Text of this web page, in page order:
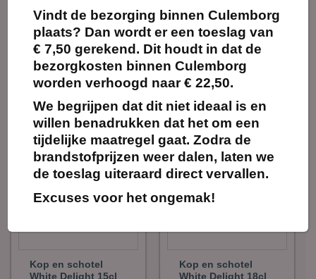
Vanaf: € 2.10 excl. BTW
Kies
huurperiode
Vanaf:€4.32 excl.
Kies
huurperiode
Maak
Kop en schotel
White Delight 15cl
Maak
Kop en schotel
White Delight 18cl
Vindt de bezorging binnen Culemborg
plaats? Dan wordt er een toeslag van
€ 7,50 gerekend. Dit houdt in dat de
bezorgkosten binnen Culemborg
worden verhoogd naar € 22,50.
We begrijpen dat dit niet ideaal is en
willen benadrukken dat het om een
tijdelijke maatregel gaat. Zodra de
brandstofprijzen weer dalen, laten we
de toeslag uiteraard direct vervallen.
Excuses voor het ongemak!